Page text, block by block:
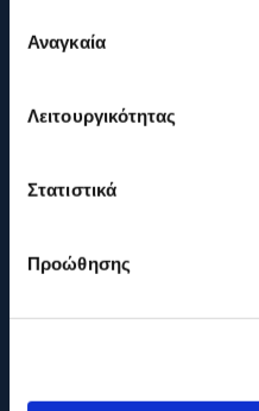
συγκατάθεσης
Αναγκαία
Λειτουργικότητας
Στατιστικά
Προώθησης